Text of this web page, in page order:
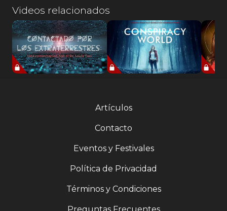
Videos relacionados
Artículos
Contacto
Eventos y Festivales
Política de Privacidad
Términos y Condiciones